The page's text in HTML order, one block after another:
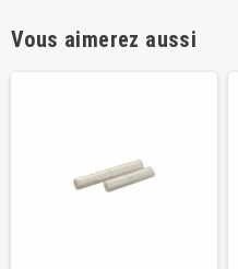
Vous aimerez aussi